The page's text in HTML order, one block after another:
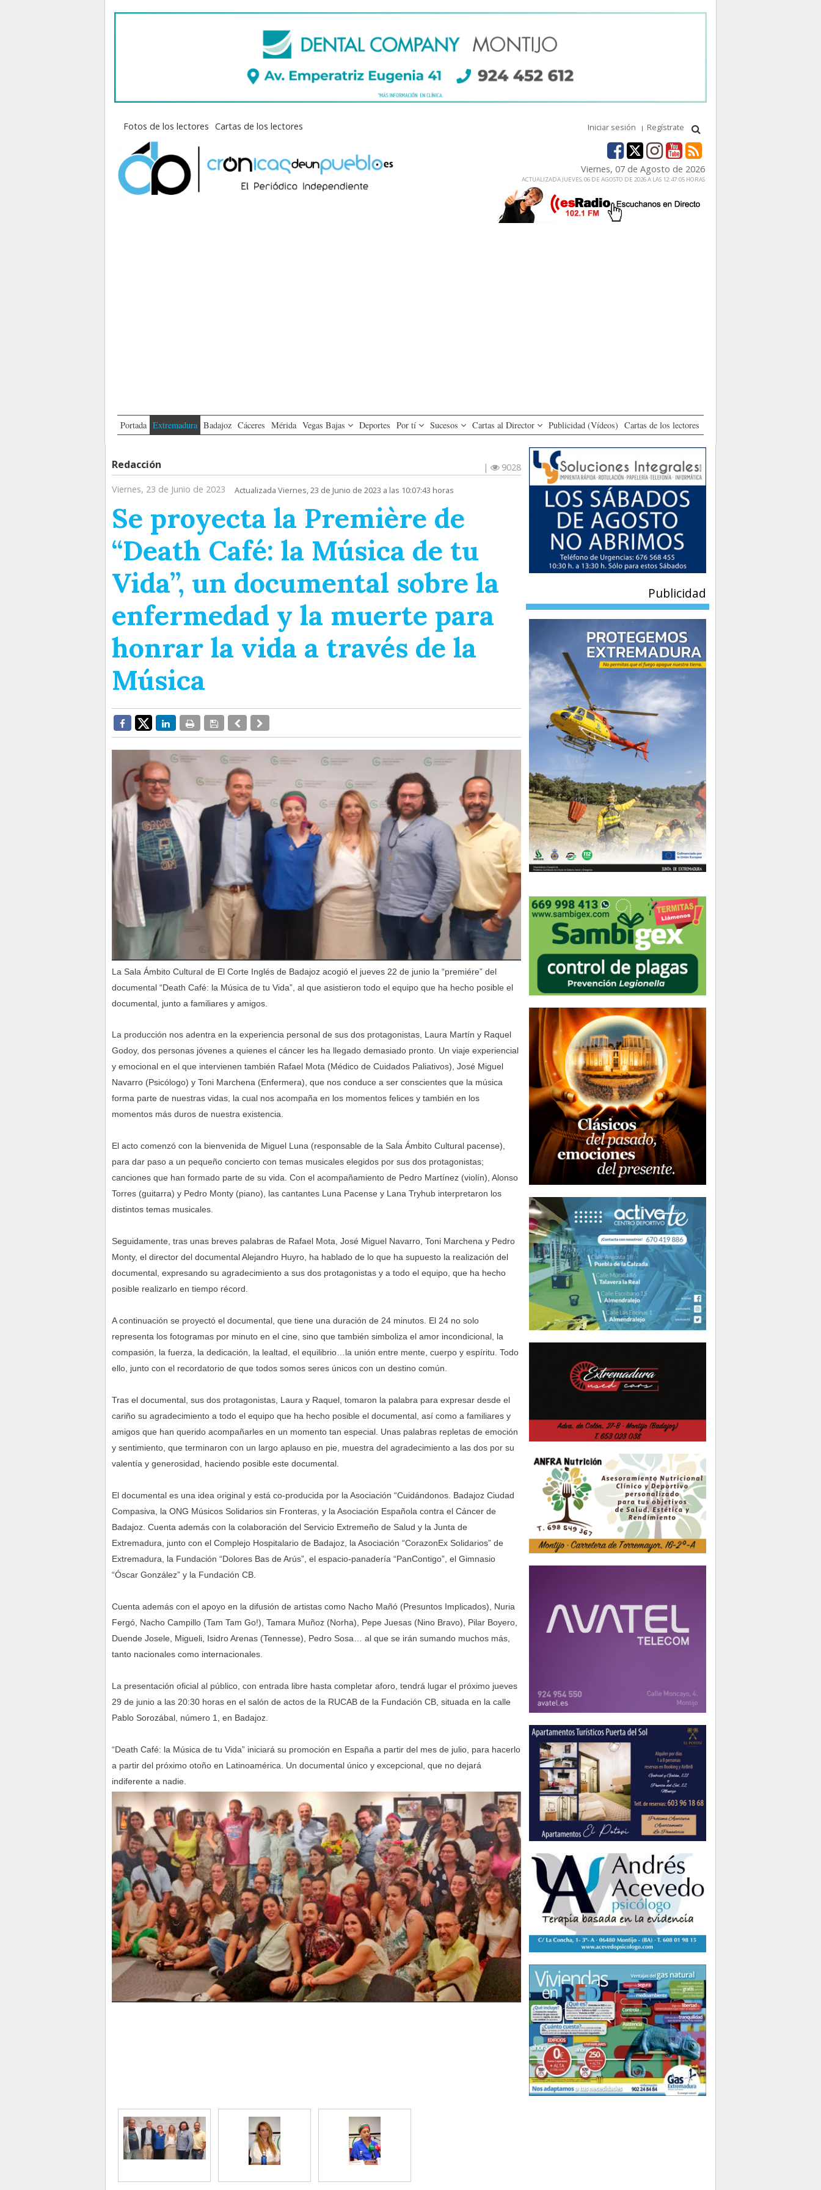
Fotos de los lectores Cartas de los lectores Iniciar sesión Regístrate
Viernes, 07 de Agosto de 2026
ACTUALIZADA JUEVES, 06 DE AGOSTO DE 2026 A LAS 12:47:05 HORAS
Portada Extremadura Badajoz Cáceres Mérida Vegas Bajas Deportes Por tí Sucesos Cartas al Director Publicidad (Vídeos) Cartas de los lectores
Redacción |
9028
Viernes, 23 de Junio de 2023
Actualizada Viernes, 23 de Junio de 2023 a las 10:07:43 horas
Se proyecta la Première de
“Death Café: la Música de tu
Vida”, un documental sobre la
enfermedad y la muerte para
honrar la vida a través de la
Música
La Sala Ámbito Cultural de El Corte Inglés de Badajoz acogió el jueves 22 de junio la “premiére” del
documental “Death Café: la Música de tu Vida”, al que asistieron todo el equipo que ha hecho posible el
documental, junto a familiares y amigos.
La producción nos adentra en la experiencia personal de sus dos protagonistas, Laura Martín y Raquel
Godoy, dos personas jóvenes a quienes el cáncer les ha llegado demasiado pronto. Un viaje experiencial
y emocional en el que intervienen también Rafael Mota (Médico de Cuidados Paliativos), José Miguel
Navarro (Psicólogo) y Toni Marchena (Enfermera), que nos conduce a ser conscientes que la música
forma parte de nuestras vidas, la cual nos acompaña en los momentos felices y también en los
momentos más duros de nuestra existencia.
El acto comenzó con la bienvenida de Miguel Luna (responsable de la Sala Ámbito Cultural pacense),
para dar paso a un pequeño concierto con temas musicales elegidos por sus dos protagonistas;
canciones que han formado parte de su vida. Con el acompañamiento de Pedro Martínez (violín), Alonso
Torres (guitarra) y Pedro Monty (piano), las cantantes Luna Pacense y Lana Tryhub interpretaron los
distintos temas musicales.
Seguidamente, tras unas breves palabras de Rafael Mota, José Miguel Navarro, Toni Marchena y Pedro
Monty, el director del documental Alejandro Huyro, ha hablado de lo que ha supuesto la realización del
documental, expresando su agradecimiento a sus dos protagonistas y a todo el equipo, que ha hecho
posible realizarlo en tiempo récord.
A continuación se proyectó el documental, que tiene una duración de 24 minutos. El 24 no solo
representa los fotogramas por minuto en el cine, sino que también simboliza el amor incondicional, la
compasión, la fuerza, la dedicación, la lealtad, el equilibrio…la unión entre mente, cuerpo y espíritu. Todo
ello, junto con el recordatorio de que todos somos seres únicos con un destino común.
Tras el documental, sus dos protagonistas, Laura y Raquel, tomaron la palabra para expresar desde el
cariño su agradecimiento a todo el equipo que ha hecho posible el documental, así como a familiares y
amigos que han querido acompañarles en un momento tan especial. Unas palabras repletas de emoción
y sentimiento, que terminaron con un largo aplauso en pie, muestra del agradecimiento a las dos por su
valentía y generosidad, haciendo posible este documental.
El documental es una idea original y está co-producida por la Asociación “Cuidándonos. Badajoz Ciudad
Compasiva, la ONG Músicos Solidarios sin Fronteras, y la Asociación Española contra el Cáncer de
Badajoz. Cuenta además con la colaboración del Servicio Extremeño de Salud y la Junta de
Extremadura, junto con el Complejo Hospitalario de Badajoz, la Asociación “CorazonEx Solidarios” de
Extremadura, la Fundación “Dolores Bas de Arús”, el espacio-panadería “PanContigo”, el Gimnasio
“Óscar González” y la Fundación CB.
Cuenta además con el apoyo en la difusión de artistas como Nacho Mañó (Presuntos Implicados), Nuria
Fergó, Nacho Campillo (Tam Tam Go!), Tamara Muñoz (Norha), Pepe Juesas (Nino Bravo), Pilar Boyero,
Duende Josele, Migueli, Isidro Arenas (Tennesse), Pedro Sosa… al que se irán sumando muchos más,
tanto nacionales como internacionales.
La presentación oficial al público, con entrada libre hasta completar aforo, tendrá lugar el próximo jueves
29 de junio a las 20:30 horas en el salón de actos de la RUCAB de la Fundación CB, situada en la calle
Pablo Sorozábal, número 1, en Badajoz.
“Death Café: la Música de tu Vida” iniciará su promoción en España a partir del mes de julio, para hacerlo
a partir del próximo otoño en Latinoamérica. Un documental único y excepcional, que no dejará
indiferente a nadie.
Publicidad